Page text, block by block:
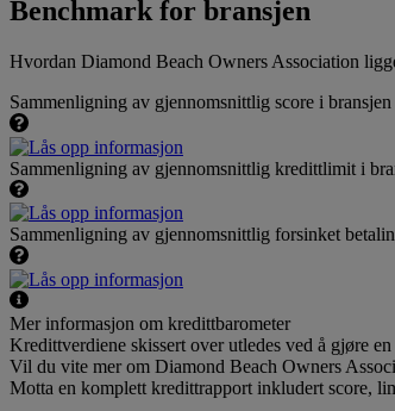
Benchmark for bransjen
Hvordan Diamond Beach Owners Association
Sammenligning av gjennomsnittlig score i bransjen
Sammenligning av gjennomsnittlig kredittlimit i
Sammenligning av gjennomsnittlig forsinket
Mer informasjon om kredittbarometer
Kredittverdiene skissert over utledes ved å gjøre
Vil du vite mer om Diamond Beach Owners
Motta en komplett kredittrapport inkludert score,